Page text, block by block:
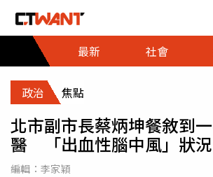
最新
社會
政治 焦點
北市副市長蔡炳坤餐敘到
醫 「出血性腦中風」狀
編輯： 李家穎